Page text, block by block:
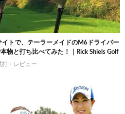
イトで、テーラーメイドのM6ドライバー
物と打ち比べてみた！｜Rick Shiels Golf
打・レビュー